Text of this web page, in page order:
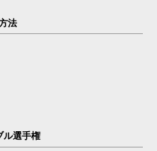
法
ル選手権